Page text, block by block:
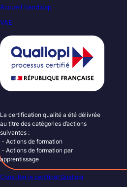
Accueil handicap
VAE
La certification qualité a été délivrée
au titre des catégories d’actions
suivantes :
・Actions de formation
・Actions de formation par
apprentissage
Consulter le certificat Qualiopi